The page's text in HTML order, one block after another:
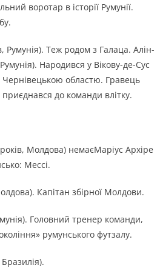
воротар в історії Румунії.
Румунія). Теж родом з Галаца. Алін-
Народився у Вікову-де-Сус
Чернівецькою областю. Гравець
приєднався до команди влітку.
Молдова) немаєМаріус Архіре
Мессі.
Капітан збірної Молдови.
Головний тренер команди,
румунського футзалу.